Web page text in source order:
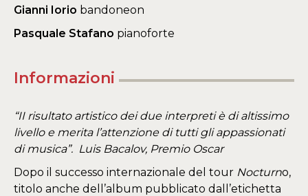
Gianni Iorio bandoneon
Pasquale Stafano pianoforte
Informazioni
“II risultato artistico dei due interpreti è di altissimo
livello e merita l’attenzione di tutti gli appassionati
di musica”. Luis Bacalov, Premio Oscar
Dopo il successo internazionale del tour Nocturno,
titolo anche dell’album pubblicato dall’etichetta